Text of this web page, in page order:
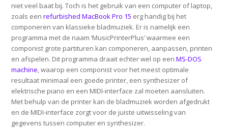
niet veel baat bij. Toch is het gebruik van een computer of laptop,
zoals eenrefurbished MacBook Pro 15 erg handig bij het
componeren van klassieke bladmuziek. Er is namelijk een
programma met de naam ‘MusicPrinterPlus’ waarmee een
componist grote partituren kan componeren, aanpassen, printen
en afspelen. Dit programma draait echter wel op eenMS-DOS
machine , waarop een componist voor het meest optimale
resultaat minimaal een goede printer, een synthesizer of
elektrische piano en een MIDI-interface zal moeten aansluiten.
Met behulp van de printer kan de bladmuziek worden afgedrukt
en de MIDI-interface zorgt voor de juiste uitwisseling van
gegevens tussen computer en synthesizer.